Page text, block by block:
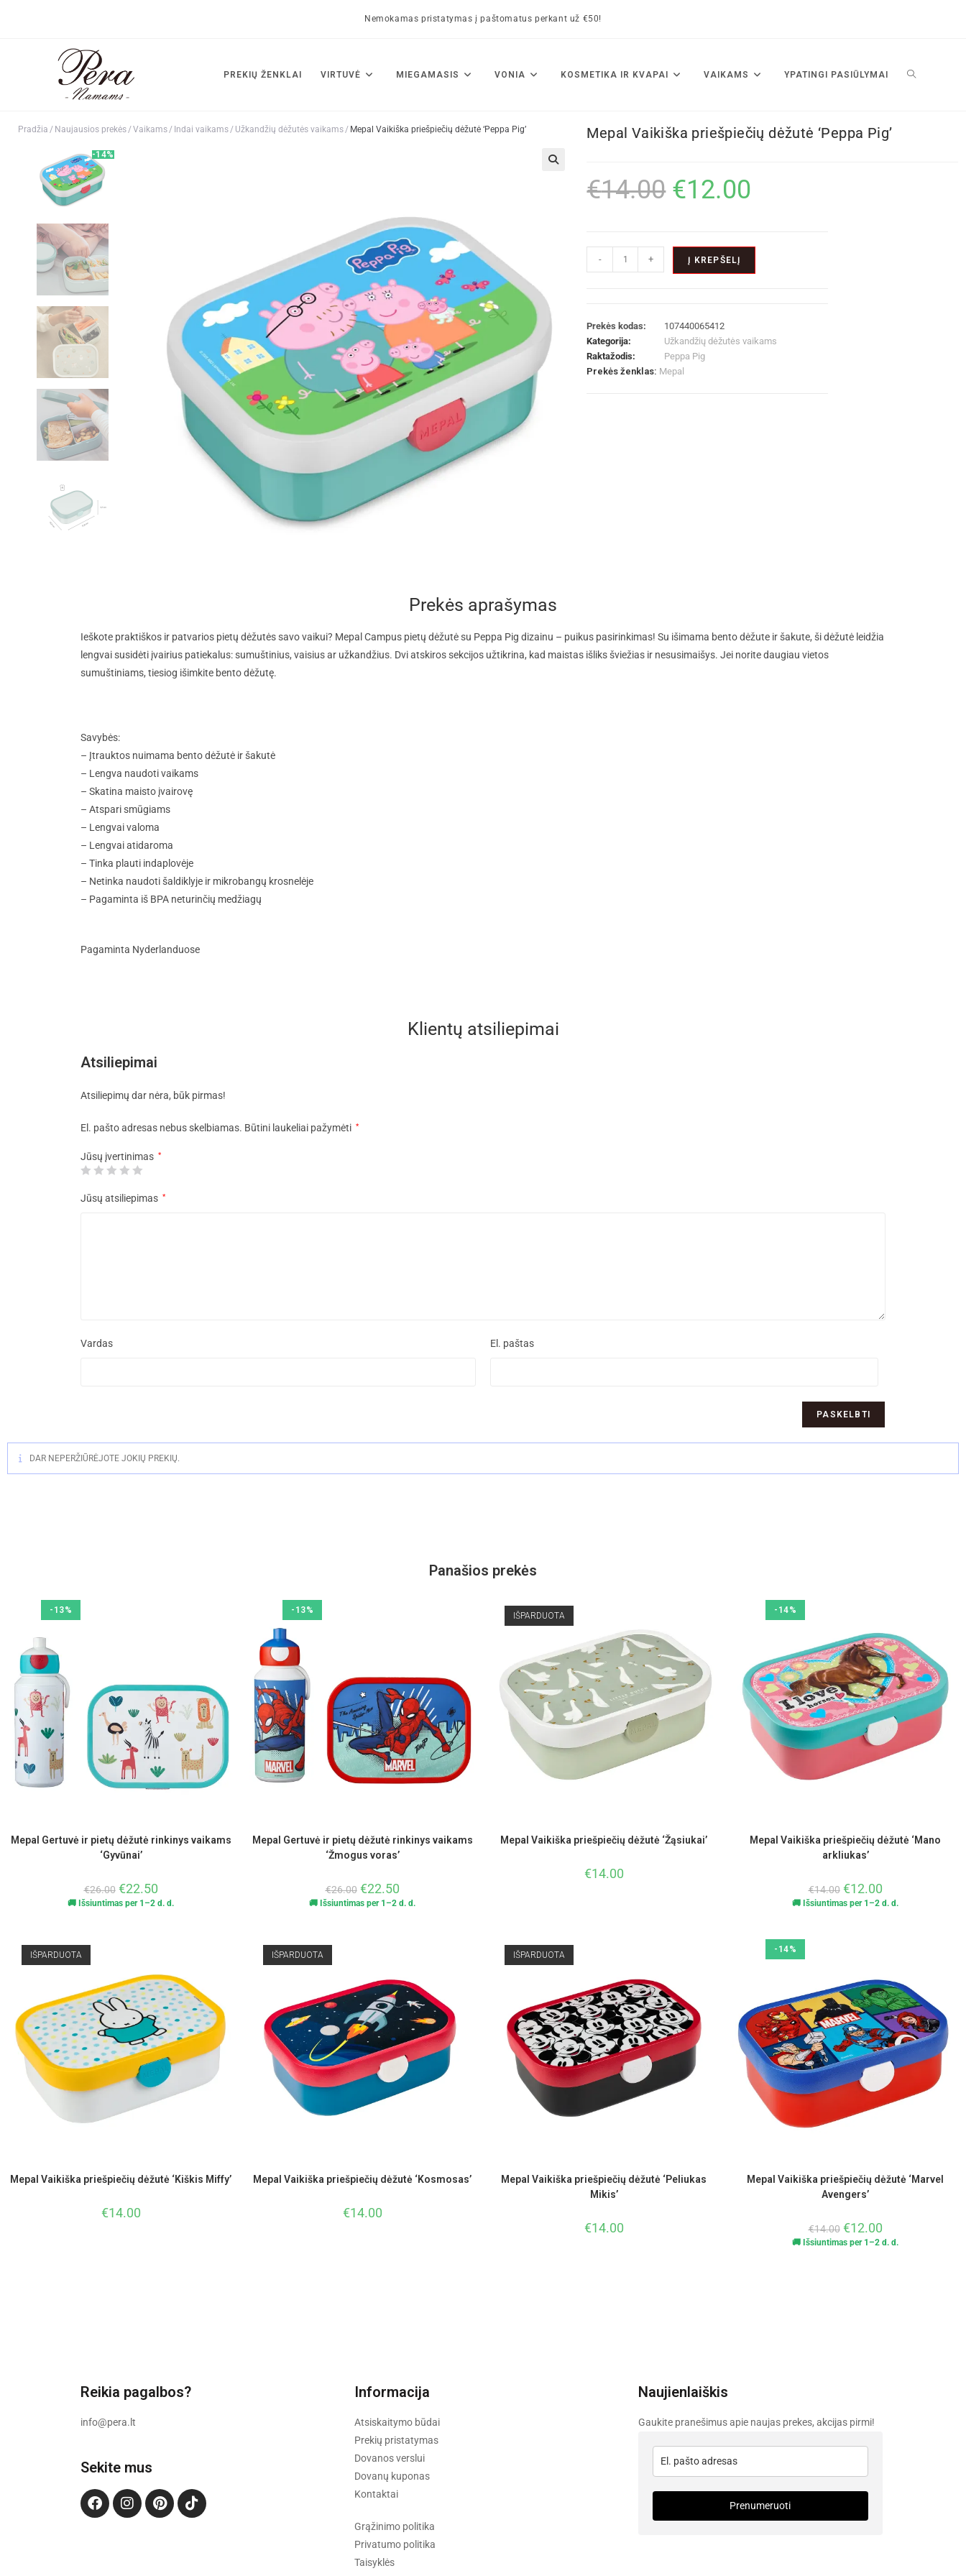
Nemokamas pristatymas į paštomatus perkant už €50!
PREKIŲ ŽENKLAI VIRTUVĖ MIEGAMASIS VONIA KOSMETIKA IR KVAPAI VAIKAMS YPATINGI PASIŪLYMAI
Pradžia / Naujausios prekės/Vaikams/ Indai vaikams/ Užkandžių dėžutės vaikams/ Mepal Vaikiška priešpiečių dėžutė ‘Peppa Pig’
-14%
Mepal Vaikiška priešpiečių dėžutė ‘Peppa Pig’
€14.00 €12.00
- + Į KREPŠELĮ
Prekės kodas:
107440065412
Kategorija:
Užkandžių dėžutės vaikams
Raktažodis:
Peppa Pig
Prekės ženklas: Mepal
Prekės aprašymas
Ieškote praktiškos ir patvarios pietų dėžutės savo vaikui? Mepal Campus pietų dėžutė su Peppa Pig dizainu – puikus pasirinkimas! Su išimama bento dėžute ir šakute, ši dėžutė leidžia
lengvai susidėti įvairius patiekalus: sumuštinius, vaisius ar užkandžius. Dvi atskiros sekcijos užtikrina, kad maistas išliks šviežias ir nesusimaišys. Jei norite daugiau vietos
sumuštiniams, tiesiog išimkite bento dėžutę.
Savybės:
– Įtrauktos nuimama bento dėžutė ir šakutė
– Lengva naudoti vaikams
– Skatina maisto įvairovę
– Atspari smūgiams
– Lengvai valoma
– Lengvai atidaroma
– Tinka plauti indaplovėje
– Netinka naudoti šaldiklyje ir mikrobangų krosnelėje
– Pagaminta iš BPA neturinčių medžiagų
Pagaminta Nyderlanduose
Klientų atsiliepimai
Atsiliepimai
Atsiliepimų dar nėra, būk pirmas!
El. pašto adresas nebus skelbiamas. Būtini laukeliai pažymėti *
Jūsų įvertinimas *
Jūsų atsiliepimas *
Vardas El. paštas
DAR NEPERŽIŪRĖJOTE JOKIŲ PREKIŲ.
Panašios prekės
-13%
Mepal Gertuvė ir pietų dėžutė rinkinys vaikams
‘Gyvūnai’
€26.00 €22.50
🚚 Išsiuntimas per 1–2 d. d.
-13%
Mepal Gertuvė ir pietų dėžutė rinkinys vaikams
‘Žmogus voras’
€26.00 €22.50
🚚 Išsiuntimas per 1–2 d. d.
IŠPARDUOTA
Mepal Vaikiška priešpiečių dėžutė ‘Žąsiukai’
€14.00
-14%
Mepal Vaikiška priešpiečių dėžutė ‘Mano
arkliukas’
€14.00 €12.00
🚚 Išsiuntimas per 1–2 d. d.
IŠPARDUOTA
Mepal Vaikiška priešpiečių dėžutė ‘Kiškis Miffy’
€14.00
IŠPARDUOTA
Mepal Vaikiška priešpiečių dėžutė ‘Kosmosas’
€14.00
IŠPARDUOTA
Mepal Vaikiška priešpiečių dėžutė ‘Peliukas
Mikis’
€14.00
-14%
Mepal Vaikiška priešpiečių dėžutė ‘Marvel
Avengers’
€14.00 €12.00
🚚 Išsiuntimas per 1–2 d. d.
Reikia pagalbos?
info@pera.lt
Sekite mus
Informacija
Atsiskaitymo būdai
Prekių pristatymas
Dovanos verslui
Dovanų kuponas
Kontaktai
Grąžinimo politika
Privatumo politika
Taisyklės
Naujienlaiškis
Gaukite pranešimus apie naujas prekes, akcijas pirmi!
Prenumeruoti